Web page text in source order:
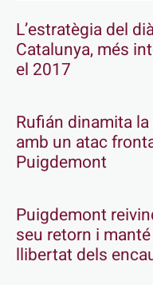
L’estratègia del
Catalunya, més
el 2017
Rufián dinamita
amb un atac
Puigdemont
Puigdemont
seu retorn i
llibertat dels